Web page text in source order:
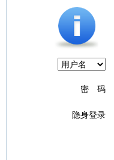
密 码
隐身登录